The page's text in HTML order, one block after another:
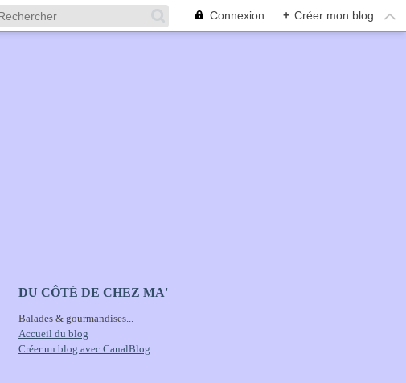
Connexion + Créer mon blog
DU CÔTÉ DE CHEZ MA'
Balades & gourmandises...
Accueil du blog
Créer un blog avec CanalBlog